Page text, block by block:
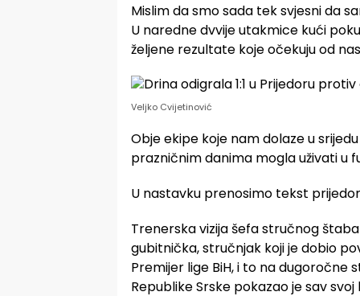
Mislim da smo sada tek svjesni da
U naredne dvvije utakmice kući
željene rezultate koje očekuju od
Veljko Cvijetinović
Obje ekipe koje nam dolaze u
prazničnim danima mogla uživati u
U nastavku prenosimo tekst
Trenerska vizija šefa stručnog
gubitnička, stručnjak koji je dobio
Premijer lige BiH, i to na dugoročne
Republike Srske pokazao je sav